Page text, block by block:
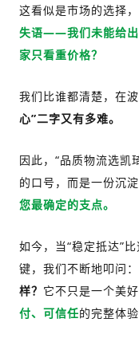
这看似是市场的选择，
失语——我们未能给出
家只看重价格？
我们比谁都清楚，在波
心”二字又有多难。
因此，“品质物流选凯
的口号，而是一份沉淀
您最确定的支点。
如今，当“稳定抵达”
键，我们不断地叩问：
样？ 它不只是一个美
付、可信任的完整体验